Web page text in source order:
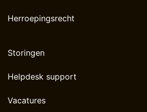
Herroepingsrecht
Storingen
Helpdesk support
Vacatures